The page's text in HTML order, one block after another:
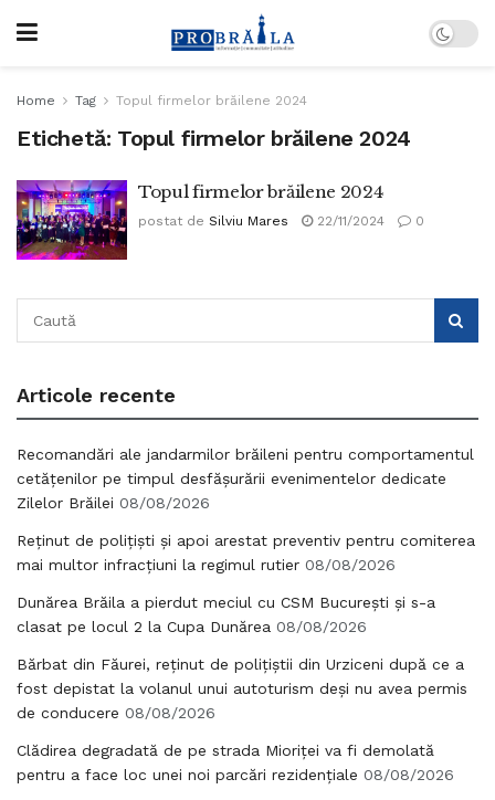
Home Tag Topul firmelor brăilene 2024
Etichetă: Topul firmelor brăilene 2024
Topul firmelor brăilene 2024
postat de Silviu Mares 22/11/2024 0
Articole recente
Recomandări ale jandarmilor brăileni pentru comportamentul
cetățenilor pe timpul desfășurării evenimentelor dedicate
Zilelor Brăilei 08/08/2026
Reținut de polițiști și apoi arestat preventiv pentru comiterea
mai multor infracțiuni la regimul rutier 08/08/2026
Dunărea Brăila a pierdut meciul cu CSM București și s-a
clasat pe locul 2 la Cupa Dunărea 08/08/2026
Bărbat din Făurei, reținut de polițiștii din Urziceni după ce a
fost depistat la volanul unui autoturism deși nu avea permis
de conducere 08/08/2026
Clădirea degradată de pe strada Mioriței va fi demolată
pentru a face loc unei noi parcări rezidențiale 08/08/2026